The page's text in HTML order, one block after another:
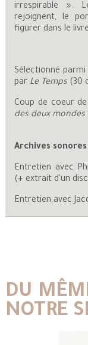
irrespirable ».
rejoignent, le
figurer dans le
Sélectionné
par Le Temps (30
Coup de coeur
des deux mondes
Archives
Entretien avec
(+ extrait d'un
Entretien avec
DU
NOTRE